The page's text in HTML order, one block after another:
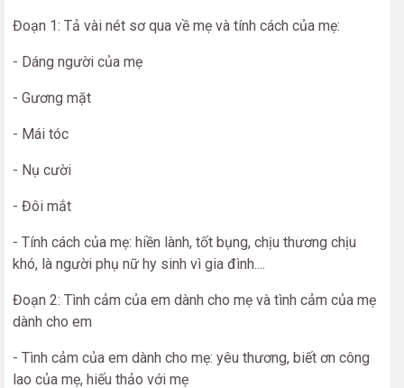
Đoạn 1: Tả vài nét sơ qua về mẹ và tính cách của mẹ:
- Dáng người của mẹ
- Gương mặt
- Mái tóc
- Nụ cười
- Đôi mắt
- Tính cách của mẹ: hiền lành, tốt bụng, chịu thương chịu
khó, là người phụ nữ hy sinh vì gia đình....
Đoạn 2: Tình cảm của em dành cho mẹ và tình cảm của mẹ
dành cho em
- Tình cảm của em dành cho mẹ: yêu thương, biết ơn công
lao của mẹ, hiếu thảo với mẹ